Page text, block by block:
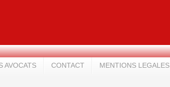
AVOCATS CONTACT MENTIONS LEGALES